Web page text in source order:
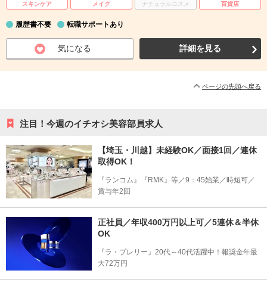
スキンケア
メイク ナチュラルコスメ 百貨店
履歴書不要 転職サポートあり
気になる 詳細を見る
ページの先頭へ戻る
注目！今週のイチオシ美容部員求人
【埼玉・川越】未経験OK／面接1回／連休
取得OK！
『ランコム』『RMK』等／9：45始業／時短可／
賞与年2回
正社員／年収400万円以上可／5連休＆半休
OK
『ラ・プレリー』20代～40代活躍中！報奨金年最
大72万円